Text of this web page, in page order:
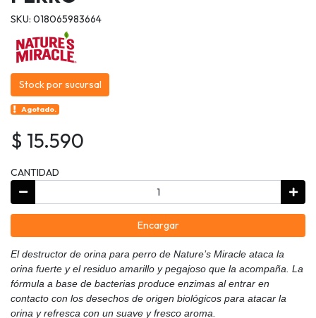
SKU: 018065983664
Stock por sucursal
Agotado.
$ 15.590
CANTIDAD
Encargar
El destructor de orina para perro de Nature’s Miracle ataca la
orina fuerte y el residuo amarillo y pegajoso que la acompaña. La
fórmula a base de bacterias produce enzimas al entrar en
contacto con los desechos de origen biológicos para atacar la
orina y refresca con un suave y fresco aroma.